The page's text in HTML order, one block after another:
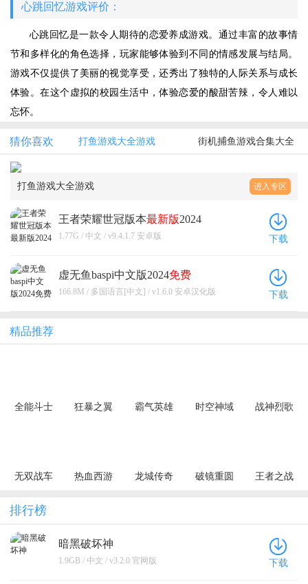
心跳回忆游戏评价：
心跳回忆是一款令人期待的恋爱养成游戏。通过丰富的故事情
节和多样化的角色选择，玩家能够体验到不同的情感发展与结局。
游戏不仅提供了美丽的视觉享受，还秀出了独特的人际关系与成长
体验。在这个虚拟的校园生活中，体验恋爱的酸甜苦辣，令人难以
忘怀。
猜你喜欢 打鱼游戏大全游戏 街机捕鱼游戏合集大全
打鱼游戏大全游戏 进入专区
王者荣耀世冠版本最新版2024
1.77G / 中文 / v9.4.1.7 安卓版 下载
虚无鱼baspi中文版2024免费
166.8M / 多国语言[中文] / v1.6.0 安卓汉化版 下载
精品推荐
全能斗士
狂暴之翼
霸气英雄
时空神域
战神烈歌
无双战车
业）
热血西游
龙城传奇
破镜重圆
王者之战
排行榜
暗黑破坏神
1.9GB / 中文 / v3.2.0 官网版 下载